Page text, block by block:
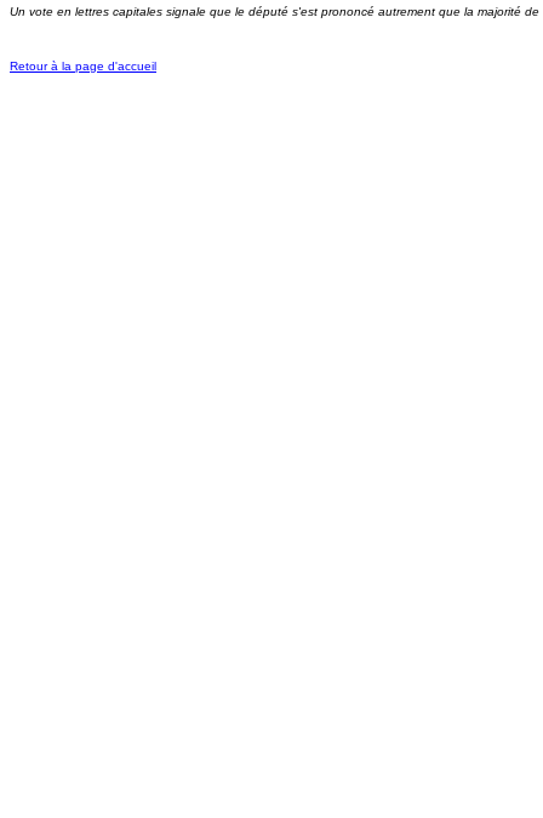
Un vote en lettres capitales signale que le député s'est prononcé autrement que la majorité
Retour à la page d'accueil